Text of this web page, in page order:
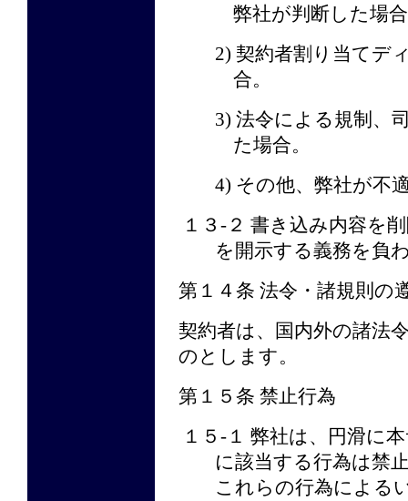
弊社が判断した場
2) 契約者割り当てデ
合。
3) 法令による規制、
た場合。
4) その他、弊社が不
１３-２ 書き込み内容を
を開示する義務を負
第１４条 法令・諸規則の
契約者は、国内外の諸法
のとします。
第１５条 禁止行為
１５-１ 弊社は、円滑に
に該当する行為は禁
これらの行為による